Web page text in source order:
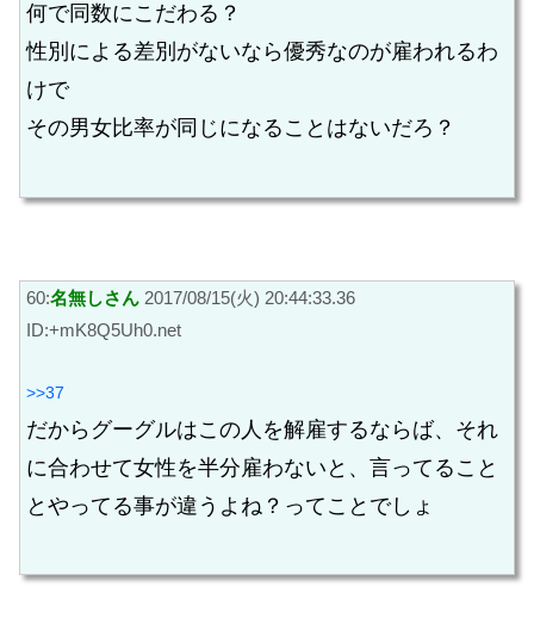
何で同数にこだわる？
性別による差別がないなら優秀なのが雇われるわ
けで
その男女比率が同じになることはないだろ？
60:名無しさん 2017/08/15(火) 20:44:33.36
ID:+mK8Q5Uh0.net
>>37
だからグーグルはこの人を解雇するならば、それ
に合わせて女性を半分雇わないと、言ってること
とやってる事が違うよね？ってことでしょ